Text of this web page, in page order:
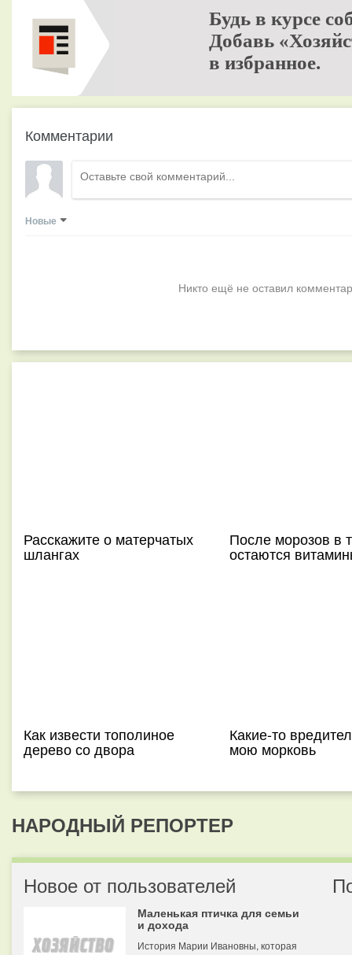
Будь в курсе
Добавь
в избранное.
Комментарии
Новые
Никто ещё не оставил
Расскажите о матерчатых
шлангах
После морозов в
остаются
Как извести тополиное
дерево со двора
Какие-то
мою морковь
НАРОДНЫЙ РЕПОРТЕР
Новое от пользователей
Маленькая птичка для семьи
и дохода
История Марии Ивановны, которая